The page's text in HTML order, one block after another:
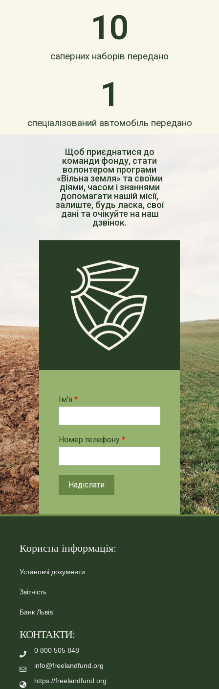
10
саперних наборів передано
1
спеціалізований автомобіль передано
Щоб приєднатися до
команди фонду, стати
волонтером програми
«Вільна земля» та своїми
діями, часом і знаннями
допомагати нашій місії,
залиште, будь ласка, свої
дані та очікуйте на наш
дзвінок.
Ім'я *
Номер телефону *
Надіслати
Корисна інформація:
Установчі документи
Звітність
Банк Львів
КОНТАКТИ:
0 800 505 848
info@freelandfund.org
https://freelandfund.org